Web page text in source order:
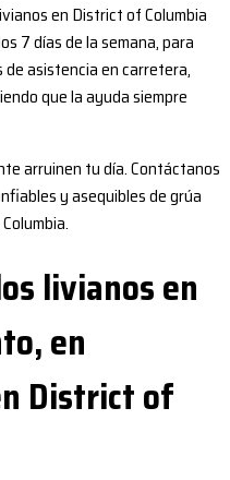
en District of Columbia
7 días de la semana, para
asistencia en carretera,
que la ayuda siempre
arruinen tu día. Contáctanos
y asequibles de grúa
livianos en
en
District of